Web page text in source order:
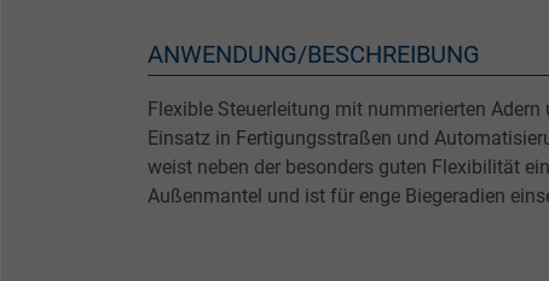
ANWENDUNG/BESCHREIBUNG
Flexible Steuerleitung mit nummerierten Adern
Einsatz in Fertigungsstraßen und
weist neben der besonders guten Flexibilität
Außenmantel und ist für enge Biegeradien